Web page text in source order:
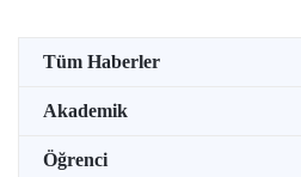
Tüm Haberler
Akademik
Öğrenci